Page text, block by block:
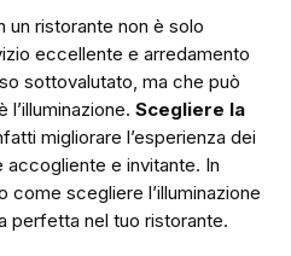
un ristorante non è solo
eccellente e arredamento
sottovalutato, ma che può
Scegliere la
migliorare l’esperienza dei
e invitante. In
scegliere l’illuminazione
perfetta nel tuo ristorante.